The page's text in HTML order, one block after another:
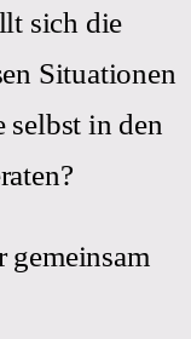
sich die
Situationen
selbst in den
gemeinsam